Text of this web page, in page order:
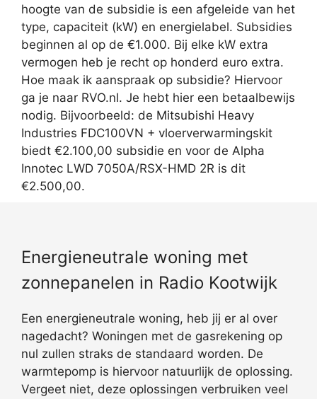
hoogte van de subsidie is een afgeleide van het
type, capaciteit (kW) en energielabel. Subsidies
beginnen al op de €1.000. Bij elke kW extra
vermogen heb je recht op honderd euro extra.
Hoe maak ik aanspraak op subsidie? Hiervoor
ga je naar RVO.nl. Je hebt hier een betaalbewijs
nodig. Bijvoorbeeld: de Mitsubishi Heavy
Industries FDC100VN + vloerverwarmingskit
biedt €2.100,00 subsidie en voor de Alpha
Innotec LWD 7050A/RSX-HMD 2R is dit
€2.500,00.
Energieneutrale woning met
zonnepanelen in Radio Kootwijk
Een energieneutrale woning, heb jij er al over
nagedacht? Woningen met de gasrekening op
nul zullen straks de standaard worden. De
warmtepomp is hiervoor natuurlijk de oplossing.
Vergeet niet, deze oplossingen verbruiken veel